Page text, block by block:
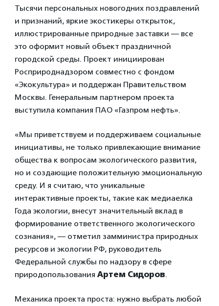
Тысячи персональных новогодних поздравлений
и признаний, яркие экостикеры открыток,
иллюстрированные природные заставки — все
это оформит новый объект праздничной
городской среды. Проект инициирован
Росприроднадзором совместно с фондом
«Экокультура» и поддержан Правительством
Москвы. Генеральным партнером проекта
выступила компания ПАО «Газпром нефть».
«Мы приветствуем и поддерживаем социальные
инициативы, не только привлекающие внимание
общества к вопросам экологического развития,
но и создающие положительную эмоциональную
среду. И я считаю, что уникальные
интерактивные проекты, такие как медиаелка
Года экологии, внесут значительный вклад в
формирование ответственного экологического
сознания», — отметил замминистра природных
ресурсов и экологии РФ, руководитель
Федеральной службы по надзору в сфере
природопользования Артем Сидоров.
Механика проекта проста: нужно выбрать любой